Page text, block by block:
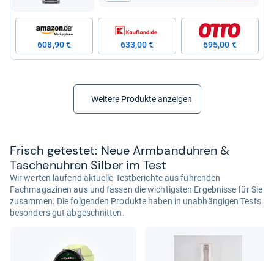
608,90 € 633,00 € 695,00 €
Weitere Produkte anzeigen
Frisch getes­tet: Neue Arm­band­uh­ren &
Taschen­uh­ren Sil­ber im Test
Wir werten laufend aktuelle Testberichte aus führenden
Fachmagazinen aus und fassen die wichtigsten Ergebnisse für Sie
zusammen. Die folgenden Produkte haben in unabhängigen Tests
besonders gut abgeschnitten.